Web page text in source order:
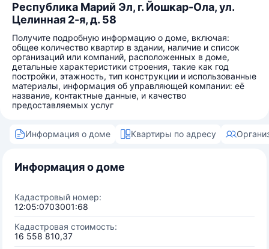
Республика Марий Эл, г. Йошкар-Ола, ул.
Целинная 2-я, д. 58
Получите подробную информацию о доме, включая:
общее количество квартир в здании, наличие и список
организаций или компаний, расположенных в доме,
детальные характеристики строения, такие как год
постройки, этажность, тип конструкции и использованные
материалы, информация об управляющей компании: её
название, контактные данные, и качество
предоставляемых услуг
Информация о доме Квартиры по адресу
Информация о доме
Кадастровый номер:
12:05:0703001:68
Кадастровая стоимость:
16 558 810,37